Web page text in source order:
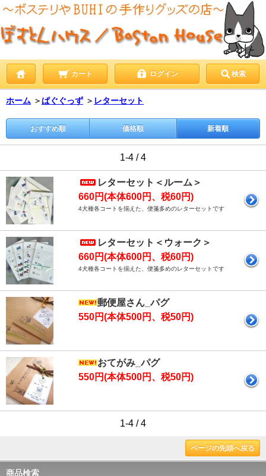
カート ログイン 検索
ホーム ＞ぱぐぐっず ＞ レターセット
おすすめ順 価格順 新着順
1-4 / 4
レターセット＜ルーム＞
660円(本体600円、税60円)
4犬種各コートを揃えた、便箋多めのレターセットです
レターセット＜ウォーク＞
660円(本体600円、税60円)
4犬種各コートを揃えた、便箋多めのレターセットです
郵便屋さん_パグ
550円(本体500円、税50円)
おてがみ_パグ
550円(本体500円、税50円)
1-4 / 4
ページの先頭へ戻る
商品検索